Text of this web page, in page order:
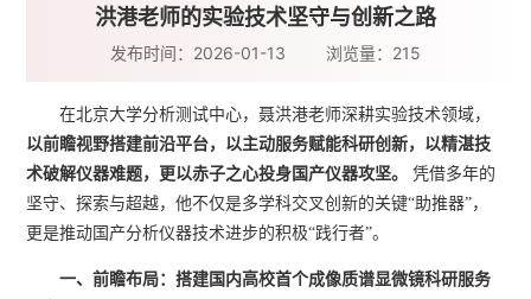
洪港老师的实验技术坚守与创新之路
发布时间：2026-01-13 浏览量： 215
在北京大学分析测试中心，聂洪港老师深耕实验技术领域，
以前瞻视野搭建前沿平台，以主动服务赋能科研创新，以精湛技
术破解仪器难题，更以赤子之心投身国产仪器攻坚。
凭借多年的
坚守、探索与超越，他不仅是多学科交叉创新的关键“助推器”，
更是推动国产分析仪器技术进步的积极“践行者”。
一、前瞻布局：搭建国内高校首个成像质谱显微镜科研服务